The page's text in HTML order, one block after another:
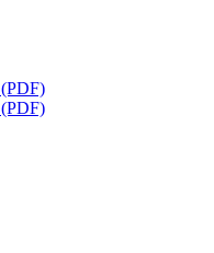
(PDF)
(PDF)